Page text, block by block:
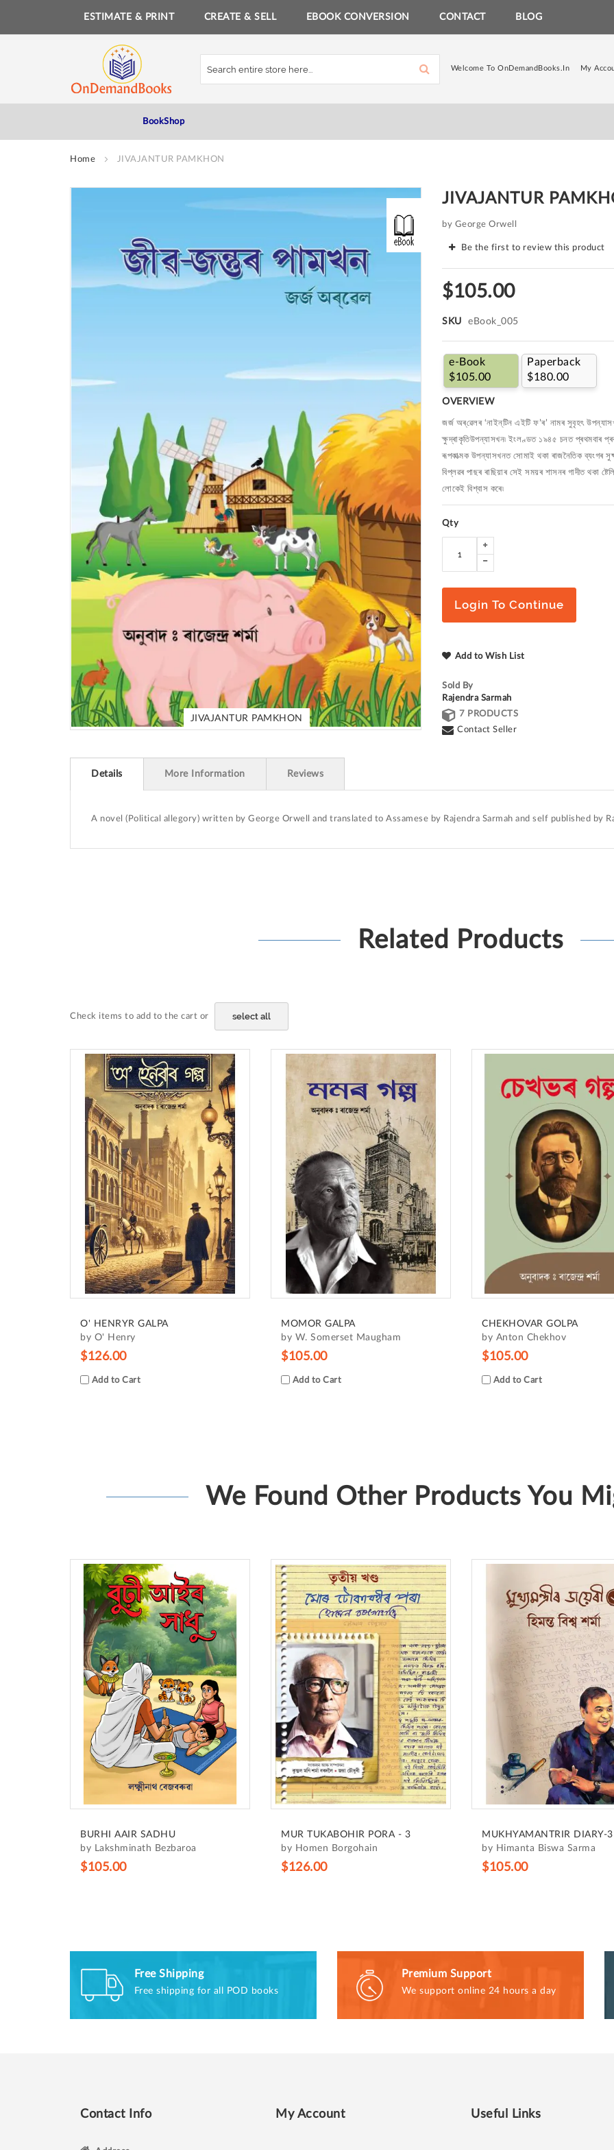
ESTIMATE & PRINT CREATE & SELL EBOOK CONVERSION CONTACT BLOG
Content
Welcome To OnDemandBooks.in My
BookShop
Home JIVAJANTUR PAMKHON
JIVAJANTUR PAMKHON
the
beginning
gallery
JIVAJANTUR
by George Orwell
Be the first to review this product
$105.00
SKU eBook_005
e-Book
$105.00
Paperback
$180.00
OVERVIEW
জৰ্জ অৰ্‌ৱেলৰ ‘নাইন্‌টিন এইটি ফ’ৰ’ নামৰ সুবৃহৎ
ক্ষুদ্ৰাকৃতিউপন্যাসখন৷ ইংলণ্ডত ১৯৪৫ চনত প্ৰথমবাৰ
ৰূপকাত্মক উপন্যাসখনত সোমাই থকা ৰাজনৈতিক ব্যংগৰ
বিপ্লৱৰ পাছৰ ৰাছিয়াৰ সেই সময়ৰ শাসনৰ গাদীত থকা
লোকেই বিশ্বাস কৰে৷
Qty
Login To Continue
Add to Wish List
Sold By
Rajendra Sarmah
7 PRODUCTS
Contact Seller
Details
A novel (Political allegory) written by George Orwell and translated to Assamese by Rajendra Sarmah and self published by
More Information Reviews
Related Products
Check items to add to the cart or select all
O' HENRYR GALPA
by O' Henry
$126.00
Add to Cart
MOMOR GALPA
by W. Somerset Maugham
$105.00
Add to Cart
CHEKHOVAR GOLPA
by Anton Chekhov
$105.00
Add to Cart
We Found Other Products You
BURHI AAIR SADHU
by Lakshminath Bezbaroa
$105.00
MUR TUKABOHIR PORA - 3
by Homen Borgohain
$126.00
MUKHYAMANTRIR DIARY-3
by Himanta Biswa Sarma
$105.00
Free Shipping
Free shipping for all POD books
Premium Support
We support online 24 hours a day
Contact Info My Account Useful Links